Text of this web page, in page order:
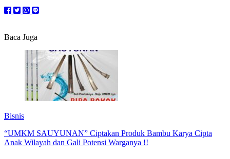
Baca Juga
Bisnis
“UMKM SAUYUNAN” Ciptakan Produk Bambu Karya Cipta
Anak Wilayah dan Gali Potensi Warganya !!